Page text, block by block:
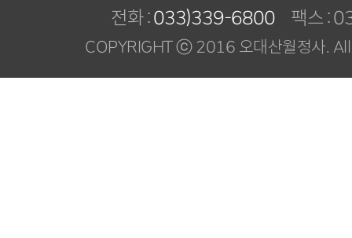
전화 :033)339-6800 팩스 :
COPYRIGHT ⓒ 2016 오대산월정사.